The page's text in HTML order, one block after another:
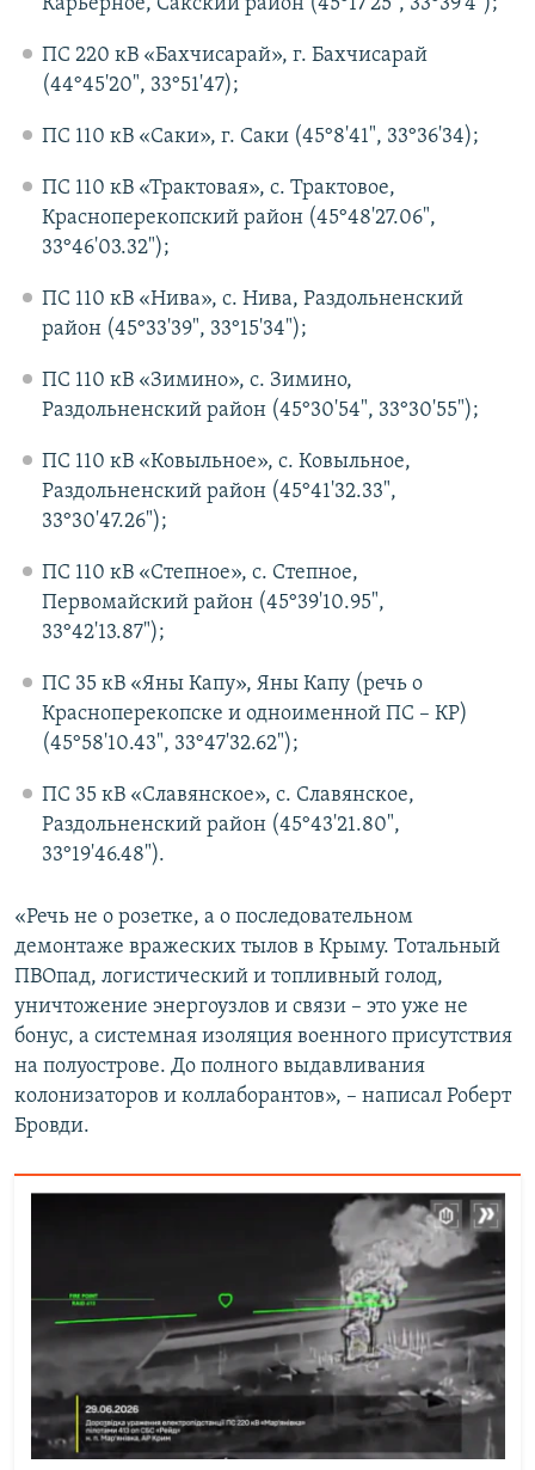
Карьерное, Сакский район (45°17'25", 33°39'4");
ПС 220 кВ «Бахчисарай», г. Бахчисарай
(44°45'20", 33°51'47);
ПС 110 кВ «Саки», г. Саки (45°8'41", 33°36'34);
ПС 110 кВ «Трактовая», с. Трактовое,
Красноперекопский район (45°48'27.06",
33°46'03.32");
ПС 110 кВ «Нива», с. Нива, Раздольненский
район (45°33'39", 33°15'34");
ПС 110 кВ «Зимино», с. Зимино,
Раздольненский район (45°30'54", 33°30'55");
ПС 110 кВ «Ковыльное», с. Ковыльное,
Раздольненский район (45°41'32.33",
33°30'47.26");
ПС 110 кВ «Степное», с. Степное,
Первомайский район (45°39'10.95",
33°42'13.87");
ПС 35 кВ «Яны Капу», Яны Капу (речь о
Красноперекопске и одноименной ПС – КР)
(45°58'10.43", 33°47'32.62");
ПС 35 кВ «Славянское», с. Славянское,
Раздольненский район (45°43'21.80",
33°19'46.48").
«Речь не о розетке, а о последовательном
демонтаже вражеских тылов в Крыму. Тотальный
ПВОпад, логистический и топливный голод,
уничтожение энергоузлов и связи – это уже не
бонус, а системная изоляция военного присутствия
на полуострове. До полного выдавливания
колонизаторов и коллаборантов», – написал Роберт
Бровди.